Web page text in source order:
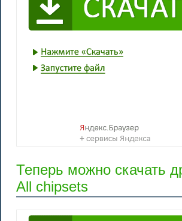
Теперь можно скачать
All chipsets